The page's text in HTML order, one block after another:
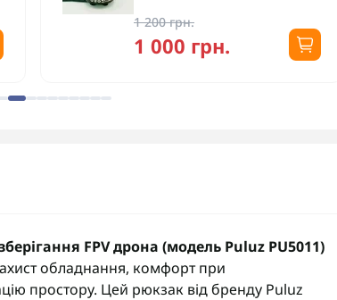
1 200 грн.
1 000 грн.
FPV дрона (модель Puluz PU5011)
обладнання, комфорт при
простору. Цей рюкзак від бренду Puluz